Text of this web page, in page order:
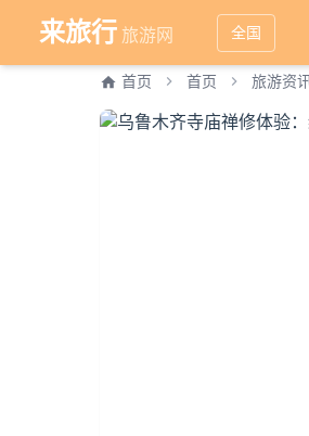
来旅行 旅游网 全国
首页 首页 旅游资讯